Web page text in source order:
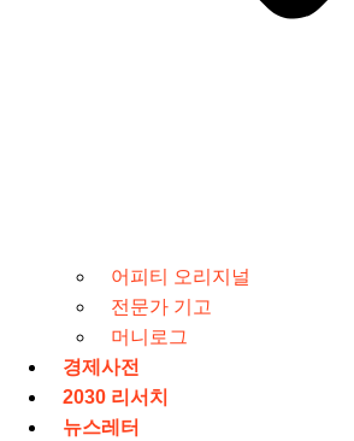
어피티 오리지널
전문가 기고
머니로그
경제사전
2030 리서치
뉴스레터